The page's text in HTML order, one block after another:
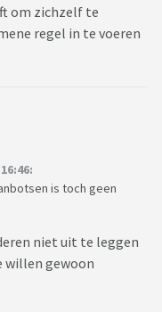
om zichzelf te
regel in te voeren
is toch geen
niet uit te leggen
willen gewoon